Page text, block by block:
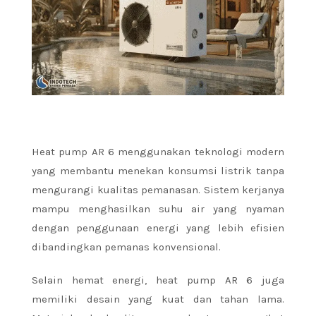
Heat pump AR 6 menggunakan teknologi modern
yang membantu menekan konsumsi listrik tanpa
mengurangi kualitas pemanasan. Sistem kerjanya
mampu menghasilkan suhu air yang nyaman
dengan penggunaan energi yang lebih efisien
dibandingkan pemanas konvensional.
Selain hemat energi, heat pump AR 6 juga
memiliki desain yang kuat dan tahan lama.